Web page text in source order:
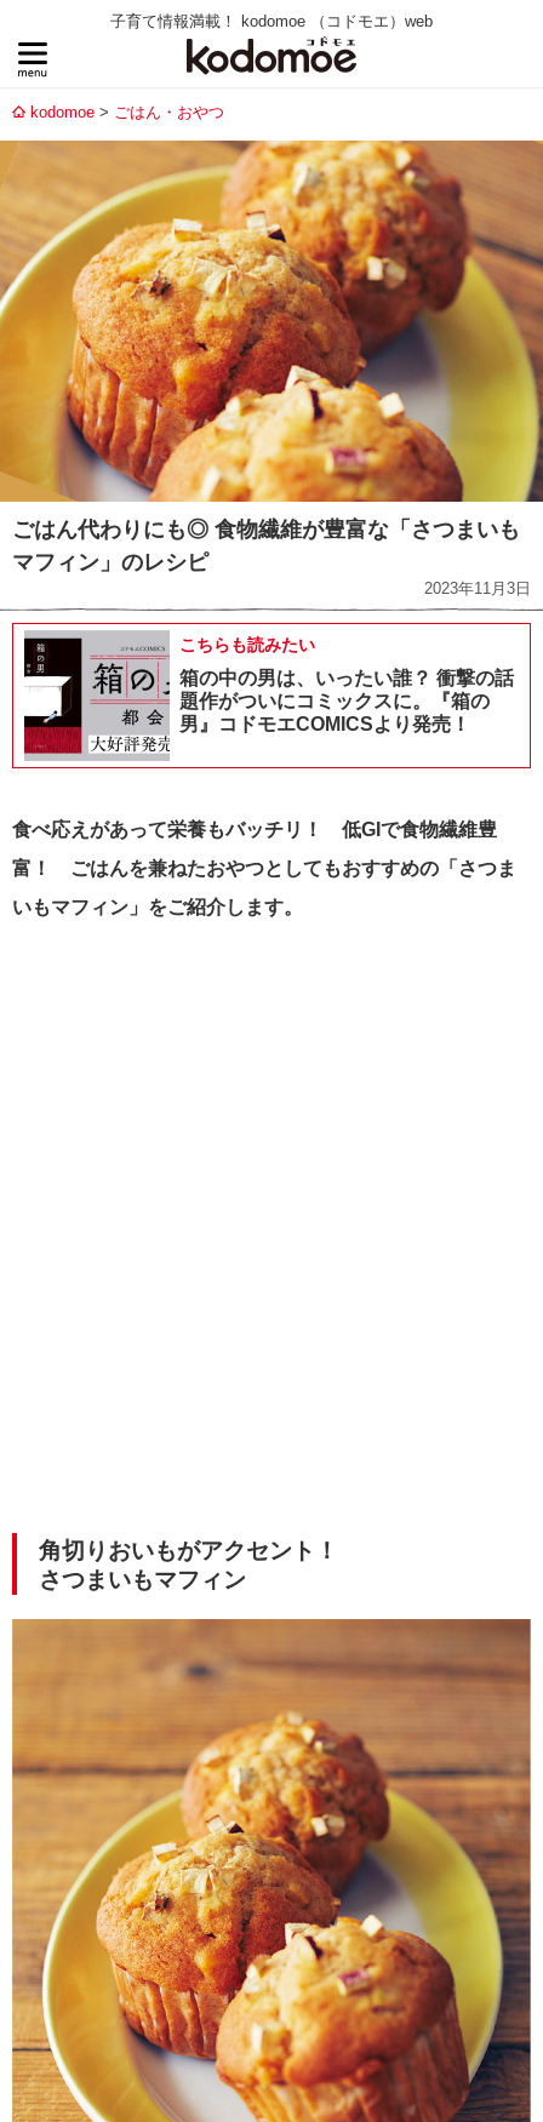
子育て情報満載！ kodomoe （コドモエ）web
kodomoe ごはん・おやつ
ごはん代わりにも◎ 食物繊維が豊富な「さつまいも
マフィン」のレシピ
2023年11月3日
こちらも読みたい
箱の中の男は、いったい誰？ 衝撃の話
題作がついにコミックスに。『箱の
男』コドモエCOMICSより発売！
食べ応えがあって栄養もバッチリ！ 低GIで食物繊維豊
富！ ごはんを兼ねたおやつとしてもおすすめの「さつま
いもマフィン」をご紹介します。
角切りおいもがアクセント！
さつまいもマフィン